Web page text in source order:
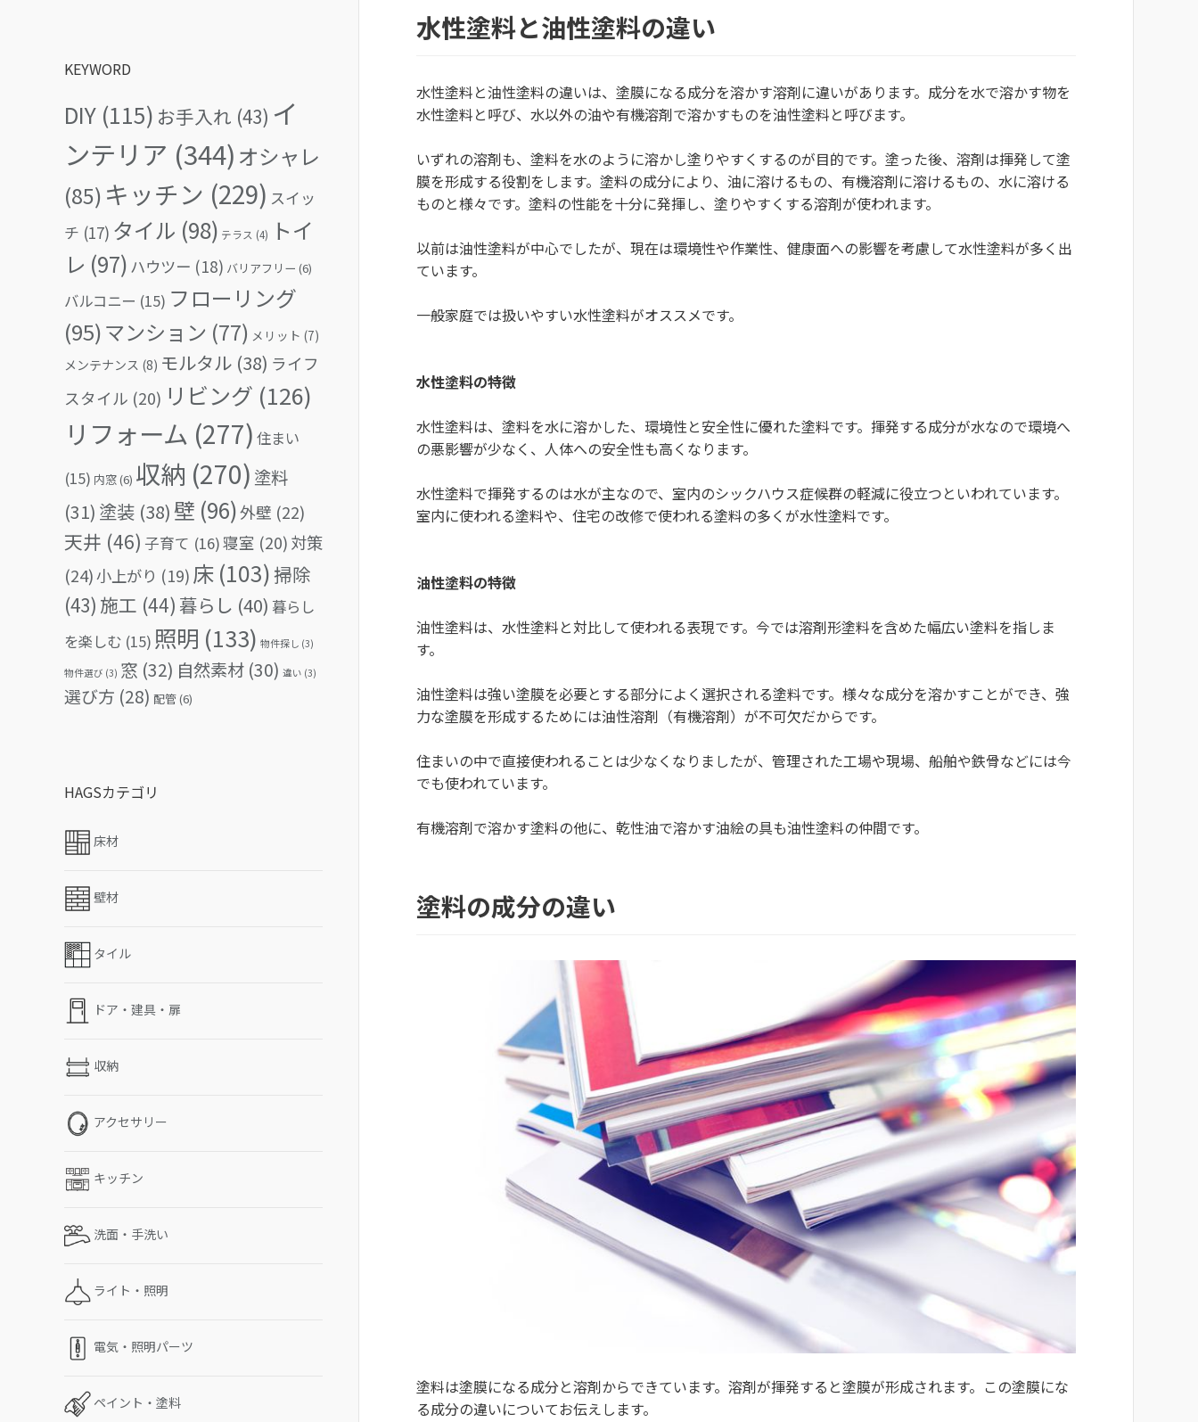
水性塗料と油性塗料の違い
水性塗料と油性塗料の違いは、塗膜になる成分を溶かす溶剤に違いがあります。成分を水で溶かす物を
水性塗料と呼び、水以外の油や有機溶剤で溶かすものを油性塗料と呼びます。
いずれの溶剤も、塗料を水のように溶かし塗りやすくするのが目的です。塗った後、溶剤は揮発して塗
膜を形成する役割をします。塗料の成分により、油に溶けるもの、有機溶剤に溶けるもの、水に溶ける
ものと様々です。塗料の性能を十分に発揮し、塗りやすくする溶剤が使われます。
以前は油性塗料が中心でしたが、現在は環境性や作業性、健康面への影響を考慮して水性塗料が多く出
ています。
一般家庭では扱いやすい水性塗料がオススメです。
水性塗料の特徴
水性塗料は、塗料を水に溶かした、環境性と安全性に優れた塗料です。揮発する成分が水なので環境へ
の悪影響が少なく、人体への安全性も高くなります。
水性塗料で揮発するのは水が主なので、室内のシックハウス症候群の軽減に役立つといわれています。
室内に使われる塗料や、住宅の改修で使われる塗料の多くが水性塗料です。
油性塗料の特徴
油性塗料は、水性塗料と対比して使われる表現です。今では溶剤形塗料を含めた幅広い塗料を指しま
す。
油性塗料は強い塗膜を必要とする部分によく選択される塗料です。様々な成分を溶かすことができ、強
力な塗膜を形成するためには油性溶剤（有機溶剤）が不可欠だからです。
住まいの中で直接使われることは少なくなりましたが、管理された工場や現場、船舶や鉄骨などには今
でも使われています。
有機溶剤で溶かす塗料の他に、乾性油で溶かす油絵の具も油性塗料の仲間です。
塗料の成分の違い
塗料は塗膜になる成分と溶剤からできています。溶剤が揮発すると塗膜が形成されます。この塗膜にな
る成分の違いについてお伝えします。
KEYWORD
DIY (115) お手入れ (43) イ
ンテリア (344) オシャレ
(85) キッチン (229) スイッ
チ (17) タイル (98) テラス (4)
トイ
レ (97) ハウツー (18) バリアフリー (6)
バルコニー (15) フローリング
(95)マンション (77) メリット (7)
メンテナンス (8) モルタル (38) ライフ
スタイル (20) リビング (126)
リフォーム (277) 住まい
(15) 内窓(6) 収納 (270) 塗料
(31) 塗装 (38) 壁 (96)外壁 (22)
天井 (46) 子育て (16)寝室 (20) 対策
(24)小上がり (19) 床 (103)掃除
(43) 施工 (44) 暮らし (40) 暮らし
を楽しむ (15) 照明 (133) 物件探し (3)
物件選び (3) 窓 (32) 自然素材 (30) 違い (3)
選び方 (28) 配管(6)
HAGSカテゴリ
床材
壁材
タイル
ドア・建具・扉
収納
アクセサリー
キッチン
洗面・手洗い
ライト・照明
電気・照明パーツ
ペイント・塗料